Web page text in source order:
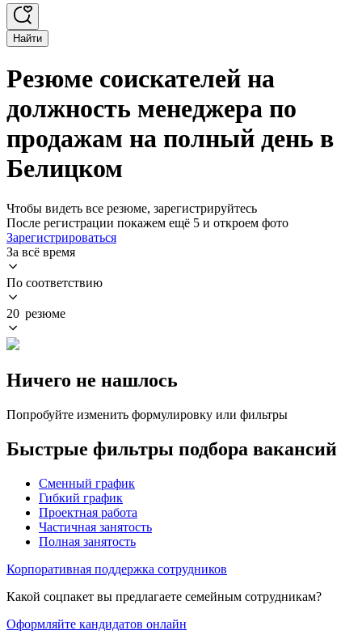
Найти
Резюме соискателей на
должность менеджера по
продажам на полный день в
Белицком
Чтобы видеть все резюме, зарегистрируйтесь
После регистрации покажем ещё 5 и откроем фото
Зарегистрироваться
За всё время
По соответствию
20 резюме
Ничего не нашлось
Попробуйте изменить формулировку или фильтры
Быстрые фильтры подбора вакансий
Сменный график
Гибкий график
Проектная работа
Частичная занятость
Полная занятость
Корпоративная поддержка сотрудников
Какой соцпакет вы предлагаете семейным сотрудникам?
Оформляйте кандидатов онлайн